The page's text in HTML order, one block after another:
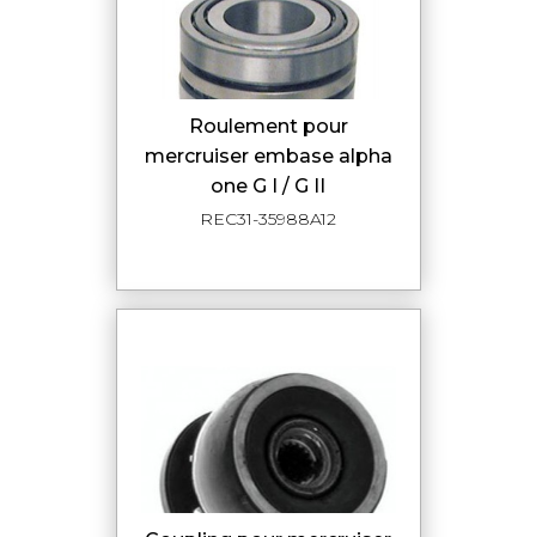
roulement pour
mercruiser embase alpha
one G I / G II
REC31-35988A12